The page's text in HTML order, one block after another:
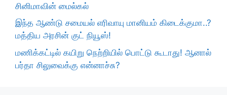
சினிமாவின் மைல்கல்
இந்த ஆண்டு சமையல் எரிவாயு மானியம் கிடைக்குமா..?
மத்திய அரசின் குட் நியூஸ்!
மணிக்கட்டில் கயிறு நெற்றியில் பொட்டு கூடாது! ஆனால்
பர்தா சிலுவைக்கு என்னாச்சு?